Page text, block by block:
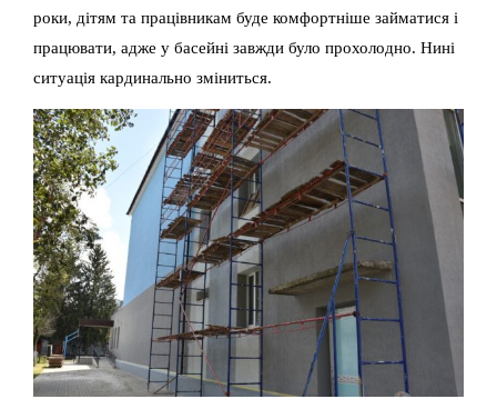
роки, дітям та працівникам буде комфортніше займатися і
працювати, адже у басейні завжди було прохолодно. Нині
ситуація кардинально зміниться.